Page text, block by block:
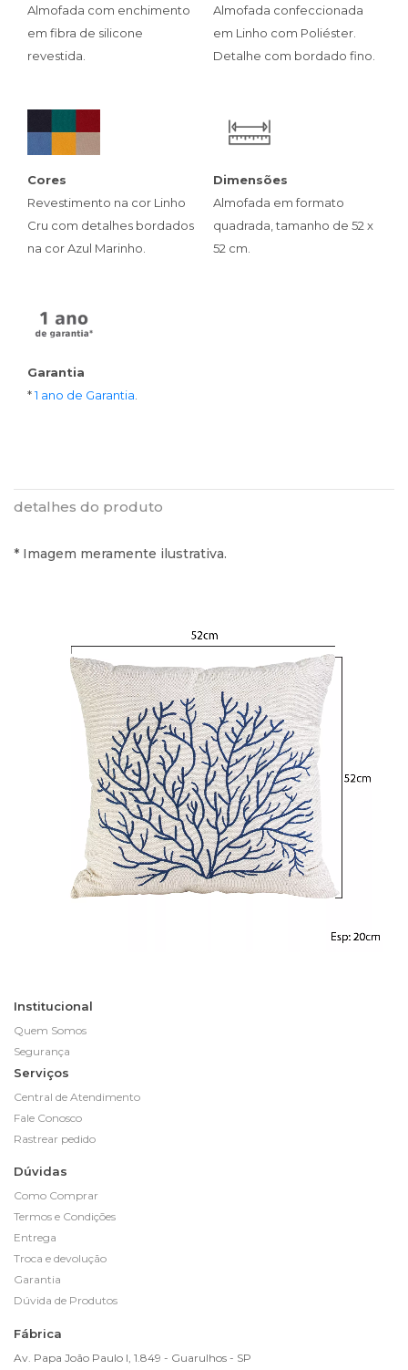
Almofada com enchimento
em fibra de silicone
revestida.
Almofada confeccionada
em Linho com Poliéster.
Detalhe com bordado fino.
Cores
Revestimento na cor Linho
Cru com detalhes bordados
na cor Azul Marinho.
Dimensões
Almofada em formato
quadrada, tamanho de 52 x
52 cm.
Garantia
*1 ano de Garantia
detalhes do produto
* Imagem meramente ilustrativa.
Institucional
Quem Somos
Segurança
Serviços
Central de Atendimento
Fale Conosco
Rastrear pedido
Dúvidas
Como Comprar
Termos e Condições
Entrega
Troca e devolução
Garantia
Dúvida de Produtos
Fábrica
Av. Papa João Paulo I, 1.849 - Guarulhos - SP